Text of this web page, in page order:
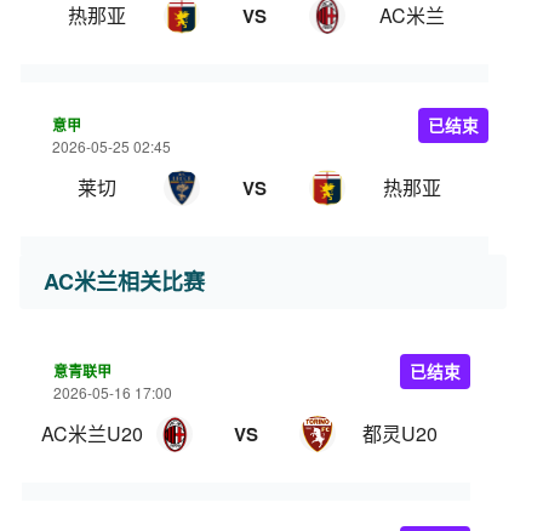
热那亚 VS AC米兰
意甲
2026-05-25 02:45
莱切 VS 热那亚
已结束
AC米兰相关比赛
意青联甲
2026-05-16 17:00
AC米兰U20 VS 都灵U20
已结束